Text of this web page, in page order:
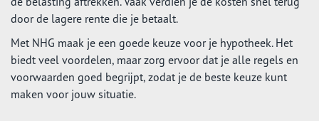
door de lagere rente die je betaalt.
Met NHG maak je een goede keuze voor je hypotheek. Het
biedt veel voordelen, maar zorg ervoor dat je alle regels en
voorwaarden goed begrijpt, zodat je de beste keuze kunt
maken voor jouw situatie.